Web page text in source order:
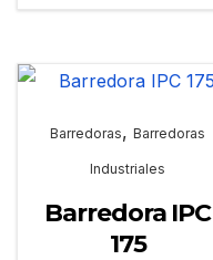
Barredoras,Barredoras
Industriales
Barredora IPC
175